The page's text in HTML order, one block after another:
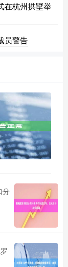
在杭州拱墅举
员警告
分